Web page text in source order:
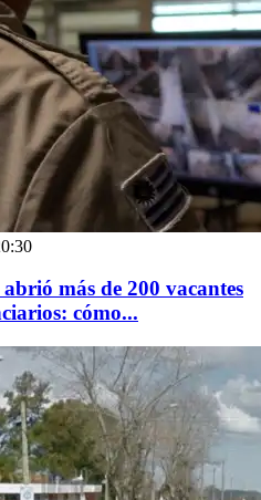
más de 200 vacantes
cómo...